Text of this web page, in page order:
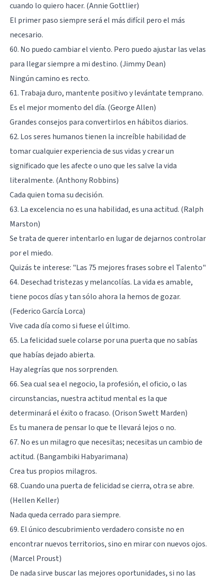
cuando lo quiero hacer. (Annie Gottlier)
El primer paso siempre será el más difícil pero el más
necesario.
60. No puedo cambiar el viento. Pero puedo ajustar las velas
para llegar siempre a mi destino. (Jimmy Dean)
Ningún camino es recto.
61. Trabaja duro, mantente positivo y levántate temprano.
Es el mejor momento del día. (George Allen)
Grandes consejos para convertirlos en hábitos diarios.
62. Los seres humanos tienen la increíble habilidad de
tomar cualquier experiencia de sus vidas y crear un
significado que les afecte o uno que les salve la vida
literalmente. (Anthony Robbins)
Cada quien toma su decisión.
63. La excelencia no es una habilidad, es una actitud. (Ralph
Marston)
Se trata de querer intentarlo en lugar de dejarnos controlar
por el miedo.
Quizás te interese: "Las 75 mejores frases sobre el Talento"
64. Desechad tristezas y melancolías. La vida es amable,
tiene pocos días y tan sólo ahora la hemos de gozar.
(Federico García Lorca)
Vive cada día como si fuese el último.
65. La felicidad suele colarse por una puerta que no sabías
que habías dejado abierta.
Hay alegrías que nos sorprenden.
66. Sea cual sea el negocio, la profesión, el oficio, o las
circunstancias, nuestra actitud mental es la que
determinará el éxito o fracaso. (Orison Swett Marden)
Es tu manera de pensar lo que te llevará lejos o no.
67. No es un milagro que necesitas; necesitas un cambio de
actitud. (Bangambiki Habyarimana)
Crea tus propios milagros.
68. Cuando una puerta de felicidad se cierra, otra se abre.
(Hellen Keller)
Nada queda cerrado para siempre.
69. El único descubrimiento verdadero consiste no en
encontrar nuevos territorios, sino en mirar con nuevos ojos.
(Marcel Proust)
De nada sirve buscar las mejores oportunidades, si no las